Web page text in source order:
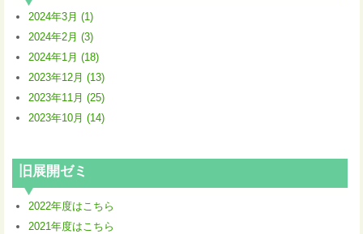
2024年3月 (1)
2024年2月 (3)
2024年1月 (18)
2023年12月 (13)
2023年11月 (25)
2023年10月 (14)
旧展開ゼミ
2022年度はこちら
2021年度はこちら